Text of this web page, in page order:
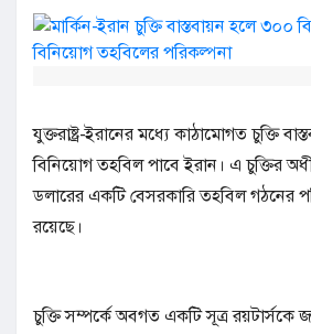
যুক্তরাষ্ট্র-ইরানের মধ্যে কাঠামোগত চুক্তি
বিনিয়োগ তহবিল পাবে ইরান। এ চুক্তির
ডলারের একটি বেসরকারি তহবিল গঠনের
রয়েছে।
চুক্তি সম্পর্কে অবগত একটি সূত্র রয়টার্সকে